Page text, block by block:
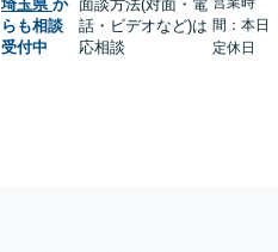
埼玉県 か
らも相談
受付中
面談方法(対面・電
話・ビデオなど)は
応相談
間：本日
定休日